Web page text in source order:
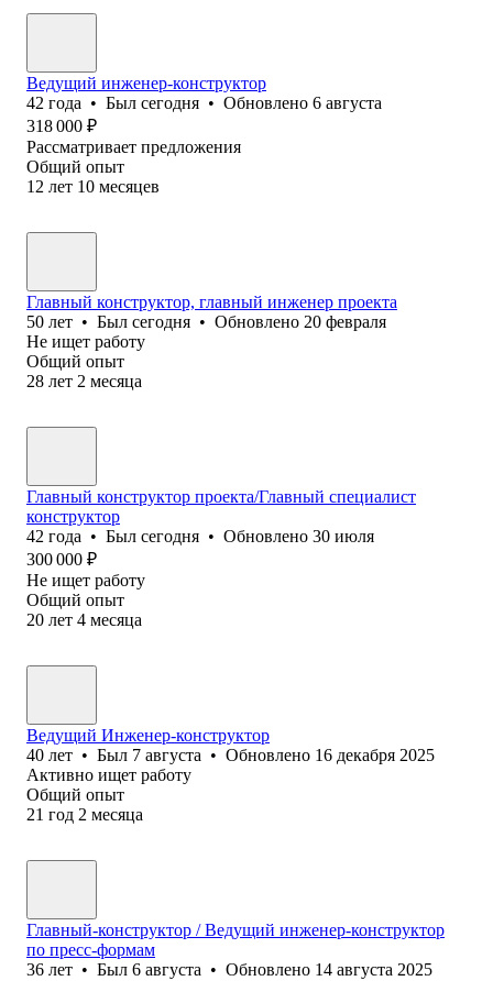
Ведущий инженер-конструктор
42 года • Был сегодня • Обновлено 6 августа
318 000 ₽
Рассматривает предложения
Общий опыт
12 лет 10 месяцев
Главный конструктор, главный инженер проекта
50 лет • Был сегодня • Обновлено 20 февраля
Не ищет работу
Общий опыт
28 лет 2 месяца
Главный конструктор проекта/Главный специалист
конструктор
42 года • Был сегодня • Обновлено 30 июля
300 000 ₽
Не ищет работу
Общий опыт
20 лет 4 месяца
Ведущий Инженер-конструктор
40 лет • Был 7 августа • Обновлено 16 декабря 2025
Активно ищет работу
Общий опыт
21 год 2 месяца
Главный-конструктор / Ведущий инженер-конструктор
по пресс-формам
36 лет • Был 6 августа • Обновлено 14 августа 2025